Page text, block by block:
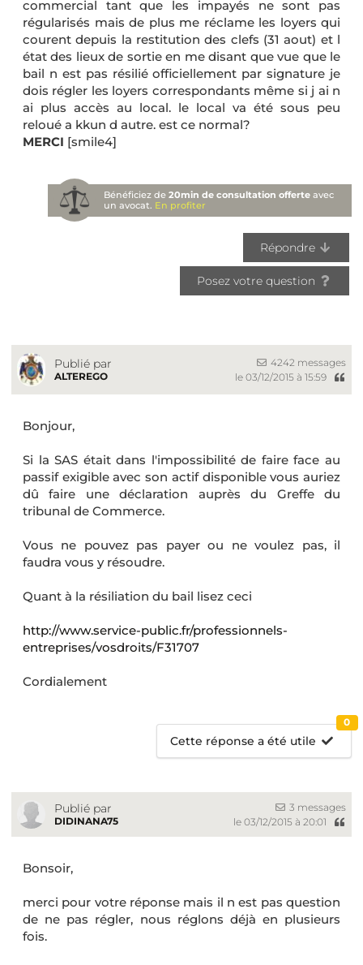
commercial tant que les impayés ne sont pas
régularisés mais de plus me réclame les loyers qui
courent depuis la restitution des clefs (31 aout) et l
état des lieux de sortie en me disant que vue que le
bail n est pas résilié officiellement par signature je
dois régler les loyers correspondants même si j ai n
ai plus accès au local. le local va été sous peu
reloué a kkun d autre. est ce normal?
MERCI [smile4]
Bénéficiez de20min de consultation offerte avec
un avocat. En profiter
Répondre
Posez votre question
Publié par
ALTEREGO
4242 messages
le 03/12/2015 à 15:59
Bonjour,
Si la SAS était dans l'impossibilité de faire face au
passif exigible avec son actif disponible vous auriez
dû faire une déclaration auprès du Greffe du
tribunal de Commerce.
Vous ne pouvez pas payer ou ne voulez pas, il
faudra vous y résoudre.
Quant à la résiliation du bail lisez ceci
http://www.service-public.fr/professionnels-
entreprises/vosdroits/F31707
Cordialement
Cette réponse a été utile
0
Publié par
DIDINANA75
3 messages
le 03/12/2015 à 20:01
Bonsoir,
merci pour votre réponse mais il n est pas question
de ne pas régler, nous réglons déjà en plusieurs
fois.